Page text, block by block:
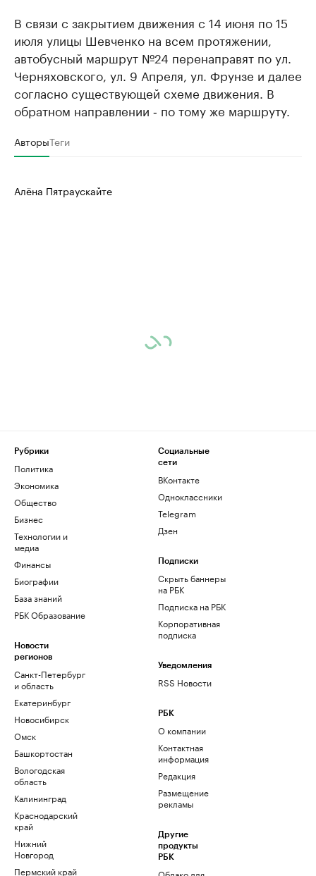
В связи с закрытием движения с 14 июня по 15
июля улицы Шевченко на всем протяжении,
автобусный маршрут №24 перенаправят по ул.
Черняховского, ул. 9 Апреля, ул. Фрунзе и далее
согласно существующей схеме движения. В
обратном направлении ‑ по тому же маршруту.
АвторыТеги
Алёна Пятраускайте
Рубрики
Политика
Экономика
Общество
Бизнес
Технологии и
медиа
Финансы
Биографии
База знаний
РБК Образование
Новости
регионов
Санкт-Петербург
и область
Екатеринбург
Новосибирск
Омск
Башкортостан
Вологодская
область
Калининград
Краснодарский
край
Нижний
Новгород
Пермский край
Социальные
сети
ВКонтакте
Одноклассники
Telegram
Дзен
Подписки
Скрыть баннеры
на РБК
Подписка на РБК
Корпоративная
подписка
Уведомления
RSS Новости
РБК
О компании
Контактная
информация
Редакция
Размещение
рекламы
Другие
продукты
РБК